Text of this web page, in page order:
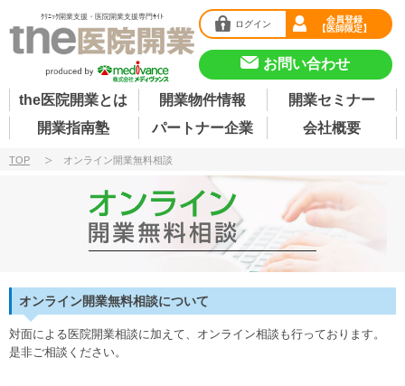
ｸﾘﾆｯｸ開業支援・医院開業支援専門ｻｲﾄ
ログイン
会員登録
【医師限定】
お問い合わせ
the医院開業とは 開業物件情報
開業セミナー
開業指南塾
パートナー企業 会社概要
TOP オンライン開業無料相談
オンライン開業無料相談について
対面による医院開業相談に加えて、オンライン相談も行っております。
是非ご相談ください。